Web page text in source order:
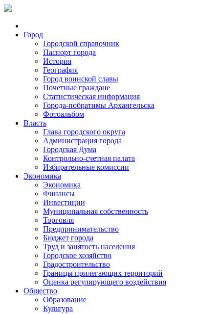
Город
Городской справочник
Паспорт города
История
География
Город воинской славы
Почетные граждане
Статистическая информация
Города-побратимы Архангельска
Фотоальбом
Власть
Глава городского округа
Администрация города
Городская Дума
Контрольно-счетная палата
Избирательные комиссии
Экономика
Экономика
Финансы
Инвестиции
Муниципальная собственность
Торговля
Предпринимательство
Бюджет города
Труд и занятость населения
Городское хозяйство
Градостроительство
Границы прилегающих территорий
Оценка регулирующего воздействия
Общество
Образование
Культура